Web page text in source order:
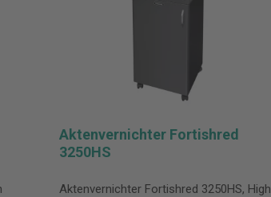
Aktenvernichter Fortishred
3250HS
Aktenvernichter Fortishred 3250HS, High